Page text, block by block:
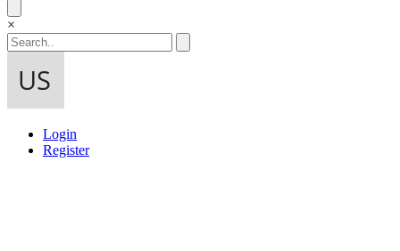
×
Login
Register